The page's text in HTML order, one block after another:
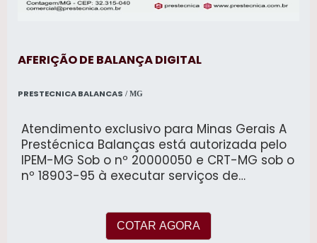
AFERIÇÃO DE BALANÇA DIGITAL
PRESTECNICA BALANCAS / MG
Atendimento exclusivo para Minas Gerais A
Prestécnica Balanças está autorizada pelo
IPEM-MG Sob o nº 20000050 e CRT-MG sob o
nº 18903-95 à executar serviços de
calibração com emissão de certificado de
conformidade de balanças de todos os
COTAR AGORA